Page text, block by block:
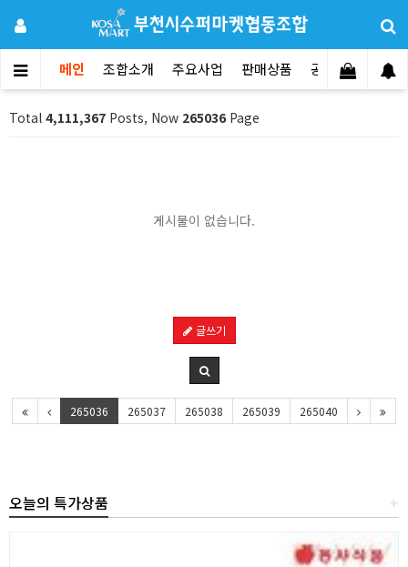
메인 조합소개 주요사업 판매상품 공지사항 문
Total 4,111,367 Posts, Now 265036 Page
게시물이 없습니다.
글쓰기
265036 265037 265038 265039 265040
+
오늘의 특가상품